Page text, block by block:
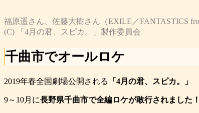
福原遥さん、佐藤大樹さん（EXILE／FANTASTICS
(C) 「4月の君、スピカ。」製作委員会
千曲市でオールロケ
2019年春全国劇場公開される 「4月の君、スピカ。」
9～10月に長野県千曲市で全編ロケが敢行されました！